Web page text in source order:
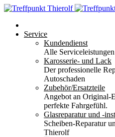
Service
Kundendienst
Alle
Karosserie- und Lack
Der professionelle
Autoschaden
Zubehör/Ersatzteile
Angebot an Original-
perfekte Fahrgefühl.
Glasreparatur und -
Scheiben-Reparatur
Thierolf